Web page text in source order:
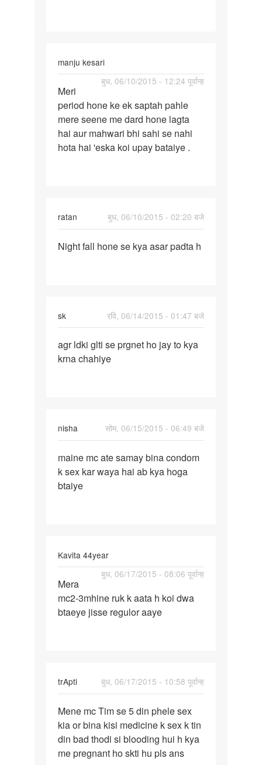
manju kesari
बुध, 06/10/2015 - 12:24 पूर्वान्ह
Meri
period
hone
ke
ek
Meri
period hone ke ek saptah pahle
mere seene me dard hone lagta
hai aur mahwari bhi sahi se nahi
hota hai 'eska koi upay bataiye .
ratan
बुध, 06/10/2015 - 02:20 बजे
Night
asar
Night fall hone se kya asar padta h
sk
रवि, 06/14/2015 - 01:47 बजे
agr
ldki
agr ldki glti se prgnet ho jay to kya
krna chahiye
nisha
सोम, 06/15/2015 - 06:49 बजे
maine
mc
ate
maine mc ate samay bina condom
k sex kar waya hai ab kya hoga
btaiye
Kavita 44year
बुध, 06/17/2015 - 08:06 पूर्वान्ह
Mera
mc2-
3mhine
Mera
mc2-3mhine ruk k aata h koi dwa
btaeye jisse regulor aaye
trApti
बुध, 06/17/2015 - 10:58 पूर्वान्ह
Mene
mc
Tim
se
Mene mc Tim se 5 din phele sex
kia or bina kisi medicine k sex k tin
din bad thodi si blooding hui h kya
me pregnant ho skti hu pls ans